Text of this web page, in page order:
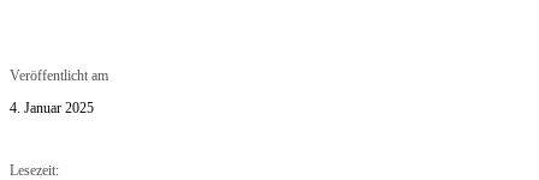
Veröffentlicht am
4. Januar 2025
Lesezeit: